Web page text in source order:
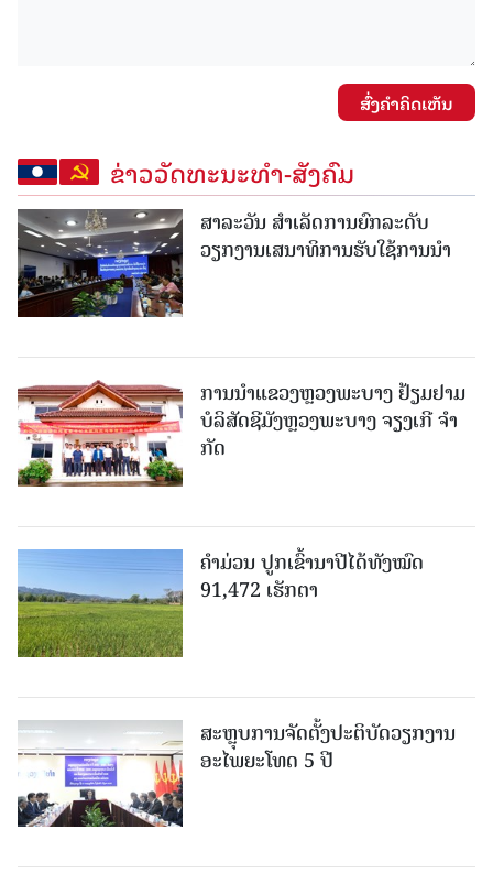
ສົ່ງຄໍາຄິດເຫັນ
ຂ່າວວັດທະນະທຳ-ສັງຄົມ
ສາລະວັນ ສໍາເລັດການຍົກລະດັບ
ວຽກງານເສນາທິການຮັບໃຊ້ການນໍາ
ການນຳແຂວງຫຼວງພະບາງ ຢ້ຽມ​ຢາມ
ບໍ​ລິ​ສັດຊີມັງຫຼວງພະບາງ ຈຽງເກີ ຈໍາ
ກັດ
ຄໍາມ່ວນ ປູກເຂົ້ານາປີໄດ້ທັງໝົດ
91,472 ເຮັກຕາ
ສະຫຼຸບການຈັດຕັ້ງປະຕິບັດວຽກງານ
ອະໄພຍະໂທດ 5 ປີ